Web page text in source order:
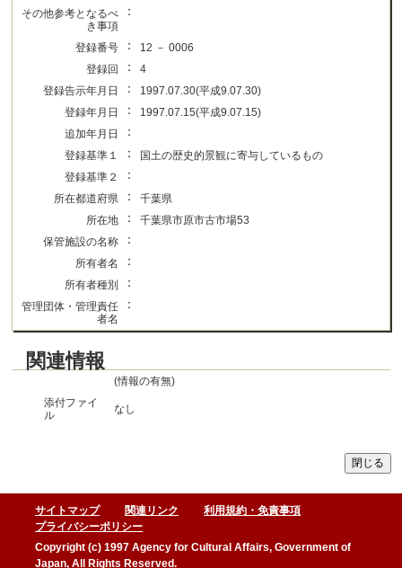
その他参考となるべ
き事項
：
登録番号 ：
12 － 0006
登録回
：
4
登録告示年月日
：
1997.07.30(平成9.07.30)
登録年月日
：
1997.07.15(平成9.07.15)
追加年月日
：
登録基準１ ：
国土の歴史的景観に寄与しているもの
登録基準２
：
所在都道府県 ：
千葉県
所在地
：
千葉県市原市古市場53
保管施設の名称
：
所有者名 ：
所有者種別 ：
管理団体・管理責任
者名
：
関連情報
(情報の有無)
添付ファイ
ル
なし
サイトマップ 関連リンク
利用規約・免責事項
プライバシーポリシー
Copyright (c) 1997 Agency for Cultural Affairs, Government of
Japan, All Rights Reserved.